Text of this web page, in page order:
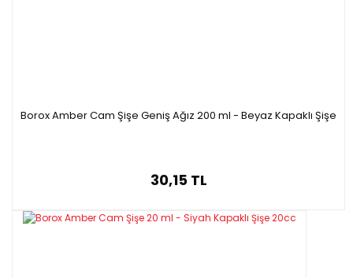
Borox Amber Cam Şişe Geniş Ağız 200 ml - Beyaz Kapaklı Şişe
30,15 TL